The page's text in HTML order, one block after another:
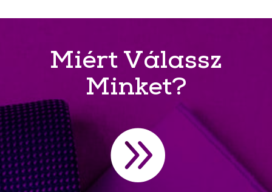
Miért Válassz
Minket?
